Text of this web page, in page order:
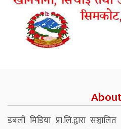
डबली मिडिया प्रा.लि.द्वारा